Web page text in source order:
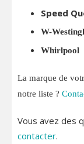
Speed
W-
Whirlpool
La marque de
notre liste ?
Vous avez des
contacter.